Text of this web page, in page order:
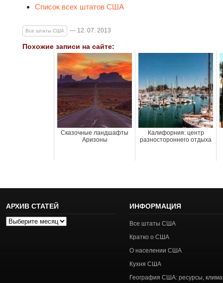
Список всех штатов США
Все штаты США — 12. 07. 2013
Похожие записи на сайте:
Сказочные ландшафты
Аризоны
Калифорния: центр
разностороннего отдыха
АРХИВ СТАТЕЙ
Архив
ИНФОРМАЦИЯ
Все штаты США
Кратко о США
О населении США
Кухня США
География США: ресурсы,